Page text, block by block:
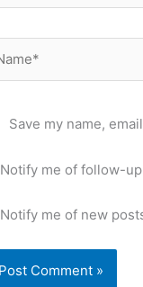
Save my name,
Notify me of follow-
Notify me of new